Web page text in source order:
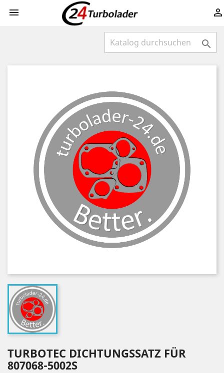
 

TURBOTEC DICHTUNGSSATZ FÜR
807068-5002S